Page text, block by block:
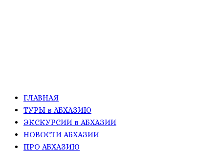
ГЛАВНАЯ
ТУРЫ в АБХАЗИЮ
ЭКСКУРСИИ в АБХАЗИИ
НОВОСТИ АБХАЗИИ
ПРО АБХАЗИЮ